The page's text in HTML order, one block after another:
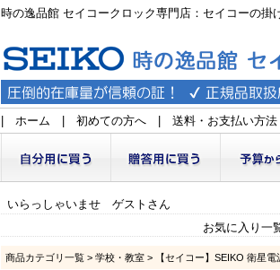
時の逸品館 セイコークロック専門店：セイコーの掛
ホーム 初めての方へ 送料・お支払い方法
いらっしゃいませ ゲストさん
お気に入り一
商品カテゴリ一覧 > 学校・教室 > 【セイコー】SEIKO 衛星電